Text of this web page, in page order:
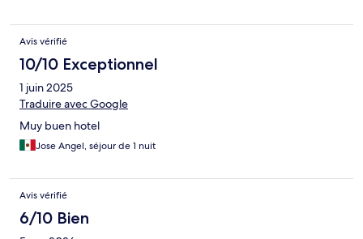
Avis vérifié
10/10 Exceptionnel
1 juin 2025
Traduire avec Google
Muy buen hotel
Jose Angel, séjour de 1 nuit
Avis vérifié
6/10 Bien